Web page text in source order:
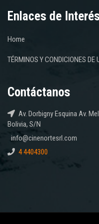
Enlaces de
Home
TÉRMINOS Y CONDICIONES DE
Contáctanos
Av. Dorbigny Esquina Av.
Bolivia, S/N
info@cinenortesrl.com
4 4404300